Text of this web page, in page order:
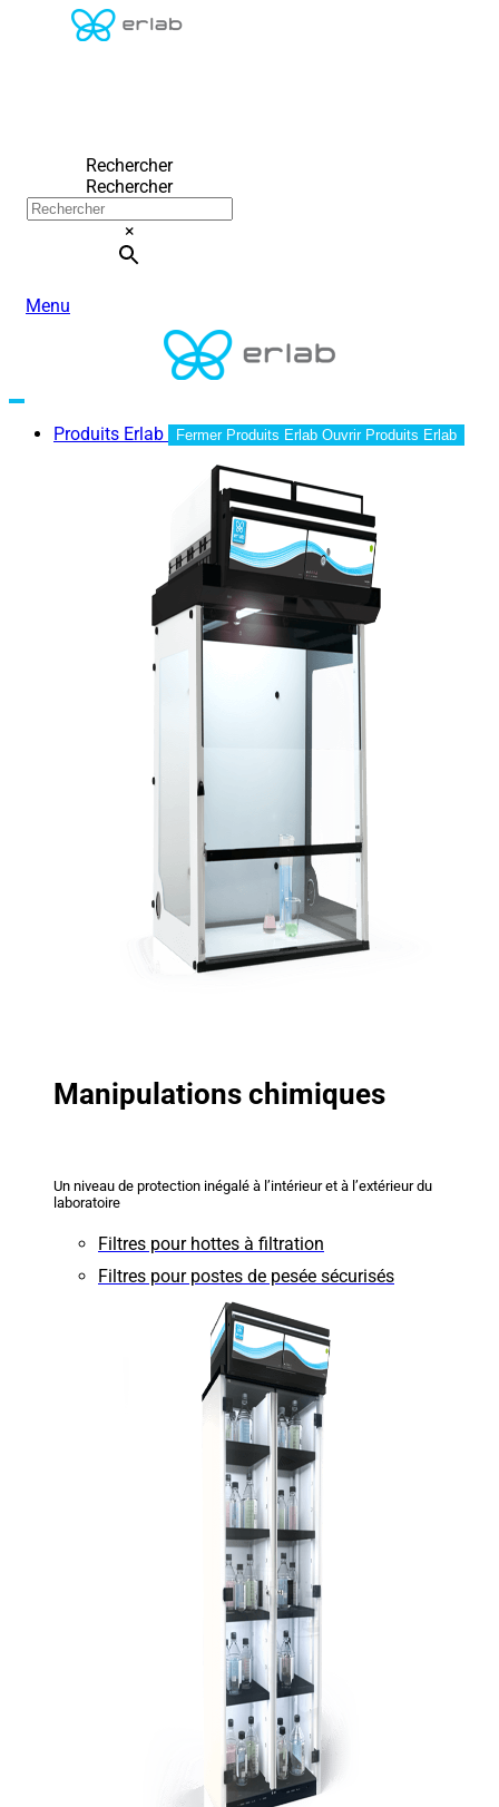
Rechercher
Rechercher
×
Menu
Produits Erlab Fermer Produits Erlab Ouvrir Produits Erlab
Manipulations chimiques
Un niveau de protection inégalé à l’intérieur et à l’extérieur du
laboratoire
Filtres pour hottes à filtration
Filtres pour postes de pesée sécurisés